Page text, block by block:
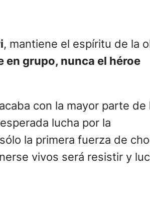
, mantiene el espíritu de la
en grupo, nunca el héroe
con la mayor parte de
lucha por la
la primera fuerza de
vivos será resistir y